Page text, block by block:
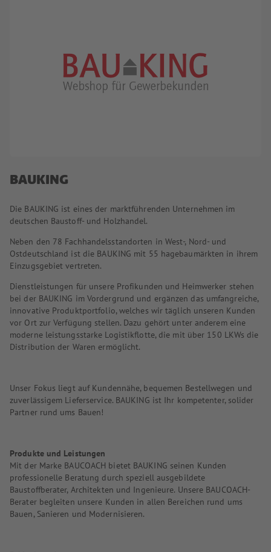
BAUKING
Die BAUKING ist eines der marktführenden Unternehmen im
deutschen Baustoff- und Holzhandel.
Neben den 78 Fachhandelsstandorten in West-, Nord- und
Ostdeutschland ist die BAUKING mit 55 hagebaumärkten in ihrem
Einzugsgebiet vertreten.
Dienstleistungen für unsere Profikunden und Heimwerker stehen
bei der BAUKING im Vordergrund und ergänzen das umfangreiche,
innovative Produktportfolio, welches wir täglich unseren Kunden
vor Ort zur Verfügung stellen. Dazu gehört unter anderem eine
moderne leistungsstarke Logistikflotte, die mit über 150 LKWs die
Distribution der Waren ermöglicht.
Unser Fokus liegt auf Kundennähe, bequemen Bestellwegen und
zuverlässigem Lieferservice. BAUKING ist Ihr kompetenter, solider
Partner rund ums Bauen!
Produkte und Leistungen
Mit der Marke BAUCOACH bietet BAUKING seinen Kunden
professionelle Beratung durch speziell ausgebildete
Baustoffberater, Architekten und Ingenieure. Unsere BAUCOACH-
Berater begleiten unsere Kunden in allen Bereichen rund ums
Bauen, Sanieren und Modernisieren.